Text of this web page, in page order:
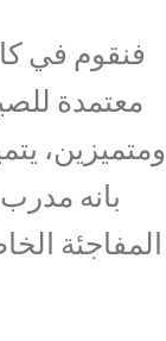
فنقوم في
معتمدة
ومتميزين،
بانه
المفاجئة